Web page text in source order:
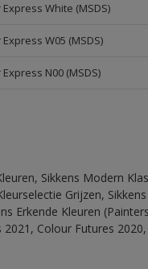
White (MSDS)
W05 (MSDS)
N00 (MSDS)
Sikkens Modern
Grijzen,
Erkende Kleuren
Colour Futures